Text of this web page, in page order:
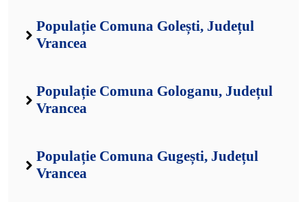
Populație Comuna Golești, Județul
Vrancea
Populație Comuna Gologanu, Județul
Vrancea
Populație Comuna Gugești, Județul
Vrancea